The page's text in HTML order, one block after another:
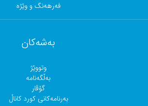
فەرهەنگ و وێژە
بەشەکان
وتووێژ
بەڵگەنامە
گۆڤار
بەرنامەکانی کورد کاناڵ